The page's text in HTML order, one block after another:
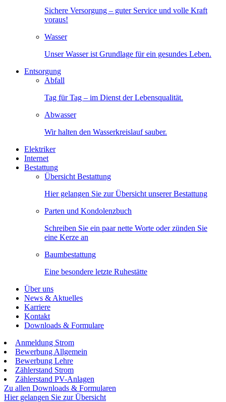
Sichere Versorgung – guter Service und volle Kraft
voraus!
Wasser
Unser Wasser ist Grundlage für ein gesundes Leben.
Entsorgung
Abfall
Tag für Tag – im Dienst der Lebensqualität.
Abwasser
Wir halten den Wasserkreislauf sauber.
Elektriker
Internet
Bestattung
Übersicht Bestattung
Hier gelangen Sie zur Übersicht unserer Bestattung
Parten und Kondolenzbuch
Schreiben Sie ein paar nette Worte oder zünden Sie
eine Kerze an
Baumbestattung
Eine besondere letzte Ruhestätte
Über uns
News & Aktuelles
Karriere
Kontakt
Downloads & Formulare
Anmeldung Strom
Bewerbung Allgemein
Bewerbung Lehre
Zählerstand Strom
Zählerstand PV-Anlagen
Zu allen Downloads & Formularen
Hier gelangen Sie zur Übersicht